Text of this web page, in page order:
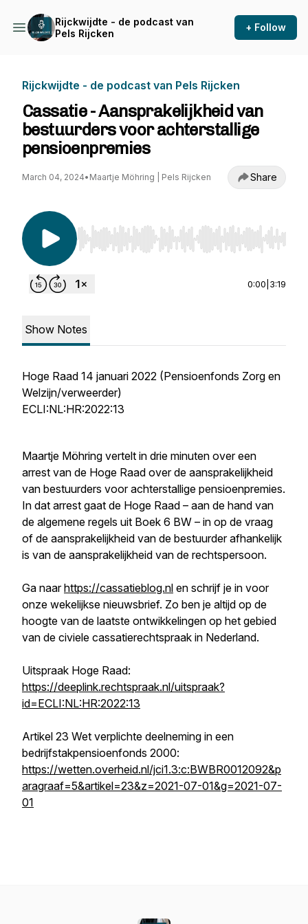
Rijckwijdte - de podcast van
Pels Rijcken
+ Follow
Rijckwijdte - de podcast van Pels Rijcken
Cassatie - Aansprakelijkheid van
bestuurders voor achterstallige
pensioenpremies
March 04, 2024• Maartje Möhring | Pels Rijcken Share
Use Left/Right to seek, Home/End to jump to
0:00 3:19
Show Notes
Hoge Raad 14 januari 2022 (Pensioenfonds Zorg en
Welzijn/verweerder)
ECLI:NL:HR:2022:13
Maartje Möhring vertelt in drie minuten over een
arrest van de Hoge Raad over de aansprakelijkheid
van bestuurders voor achterstallige pensioenpremies.
In dat arrest gaat de Hoge Raad – aan de hand van
de algemene regels uit Boek 6 BW – in op de vraag
of de aansprakelijkheid van de bestuurder afhankelijk
is van de aansprakelijkheid van de rechtspersoon.
Ga naarhttps://cassatieblog.nl en schrijf je in voor
onze wekelijkse nieuwsbrief. Zo ben je altijd op de
hoogte van de laatste ontwikkelingen op het gebied
van de civiele cassatierechtspraak in Nederland.
Uitspraak Hoge Raad:
https://deeplink.rechtspraak.nl/uitspraak?
id=ECLI:NL:HR:2022:13
Artikel 23 Wet verplichte deelneming in een
bedrijfstakpensioenfonds 2000:
https://wetten.overheid.nl/jci1.3:c:BWBR0012092&p
aragraaf=5&artikel=23&z=2021-07-01&g=2021-07-
01